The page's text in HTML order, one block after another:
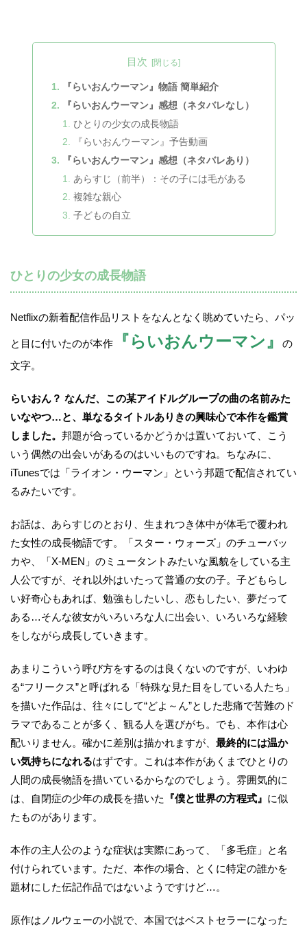
目次
『らいおんウーマン』物語 簡単紹介
『らいおんウーマン』感想（ネタバレなし）
ひとりの少女の成長物語
『らいおんウーマン』予告動画
『らいおんウーマン』感想（ネタバレあり）
あらすじ（前半）：その子には毛がある
複雑な親心
子どもの自立
ひとりの少女の成長物語
Netflixの新着配信作品リストをなんとなく眺めていたら、パッ
と目に付いたのが本作 『らいおんウーマン』
の
文字。
らいおん？ なんだ、この某アイドルグループの曲の名前みた
いなやつ…と、単なるタイトルありきの興味心で本作を鑑賞
しました。 邦題が合っているかどうかは置いておいて、こう
いう偶然の出会いがあるのはいいものですね。ちなみに、
iTunesでは「ライオン・ウーマン」という邦題で配信されてい
るみたいです。
お話は、あらすじのとおり、生まれつき体中が体毛で覆われ
た女性の成長物語です。「スター・ウォーズ」のチューバッ
カや、「X-MEN」のミュータントみたいな風貌をしている主
人公ですが、それ以外はいたって普通の女の子。子どもらし
い好奇心もあれば、勉強もしたいし、恋もしたい、夢だって
ある…そんな彼女がいろいろな人に出会い、いろいろな経験
をしながら成長していきます。
あまりこういう呼び方をするのは良くないのですが、いわゆ
る“フリークス”と呼ばれる「特殊な見た目をしている人たち」
を描いた作品は、往々にして“どよ～ん”とした悲痛で苦難のド
ラマであることが多く、観る人を選びがち。でも、本作は心
配いりません。確かに差別は描かれますが、 最終的には温か
い気持ちになれるはずです。これは本作があくまでひとりの
人間の成長物語を描いているからなのでしょう。雰囲気的に
は、自閉症の少年の成長を描いた
『僕と世界の方程式』 に似
たものがあります。
本作の主人公のような症状は実際にあって、「多毛症」と名
付けられています。ただ、本作の場合、とくに特定の誰かを
題材にした伝記作品ではないようですけど…。
原作はノルウェーの小説で、本国ではベストセラーになった